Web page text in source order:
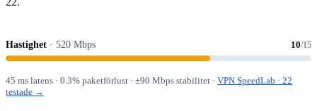
Hastighet · 520 Mbps 10/15
45 ms latens · 0.3% paketförlust · ±90 Mbps stabilitet · VPN SpeedLab · 22
testade →